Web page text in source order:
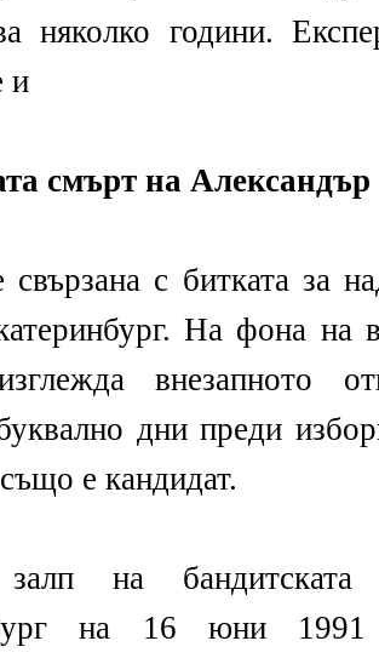
няколко години.
и
смърт на
с битката за
На фона на
внезапното
дни преди
е кандидат.
на
на 16 юни